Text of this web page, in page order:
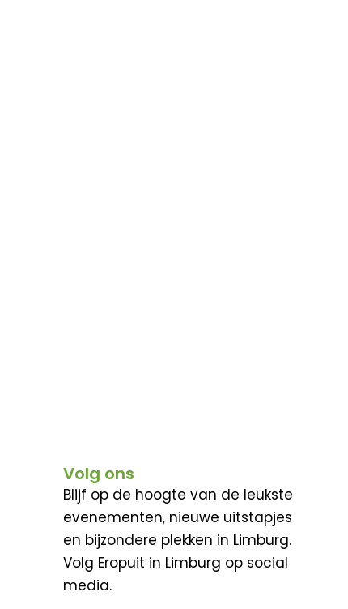
Volg ons
Blijf op de hoogte van de leukste
evenementen, nieuwe uitstapjes
en bijzondere plekken in Limburg.
Volg Eropuit in Limburg op social
media.